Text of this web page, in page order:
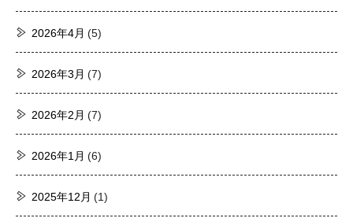
2026年4月 (5)
2026年3月 (7)
2026年2月 (7)
2026年1月 (6)
2025年12月 (1)